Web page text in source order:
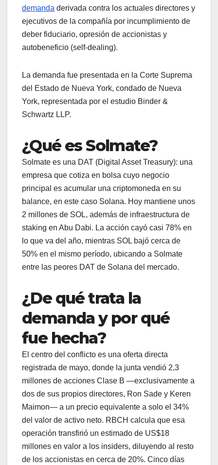
demanda derivada contra los actuales directores y
ejecutivos de la compañía por incumplimiento de
deber fiduciario, opresión de accionistas y
autobeneficio (self-dealing).
La demanda fue presentada en la Corte Suprema
del Estado de Nueva York, condado de Nueva
York, representada por el estudio Binder &
Schwartz LLP.
¿Qué es Solmate?
Solmate es una DAT (Digital Asset Treasury): una
empresa que cotiza en bolsa cuyo negocio
principal es acumular una criptomoneda en su
balance, en este caso Solana. Hoy mantiene unos
2 millones de SOL, además de infraestructura de
staking en Abu Dabi. La acción cayó casi 78% en
lo que va del año, mientras SOL bajó cerca de
50% en el mismo período, ubicando a Solmate
entre las peores DAT de Solana del mercado.
¿De qué trata la
demanda y por qué
fue hecha?
El centro del conflicto es una oferta directa
registrada de mayo, donde la junta vendió 2,3
millones de acciones Clase B —exclusivamente a
dos de sus propios directores, Ron Sade y Keren
Maimon— a un precio equivalente a solo el 34%
del valor de activo neto. RBCH calcula que esa
operación transfirió un estimado de US$18
millones en valor a los insiders, diluyendo al resto
de los accionistas en cerca de 20%. Cinco días